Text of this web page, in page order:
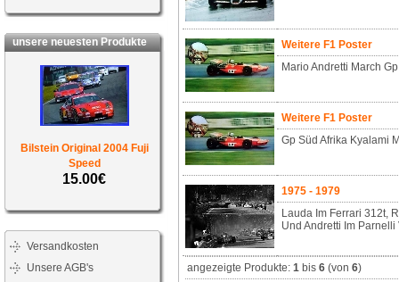
unsere neuesten Produkte
Bilstein Original 2004 Fuji
Speed
15.00€
Versandkosten
Unsere AGB's
Weitere F1 Poster
Mario Andretti March
Weitere F1 Poster
Gp Süd Afrika Kyalami
1975 - 1979
Lauda Im Ferrari 312t,
Und Andretti Im
angezeigte Produkte:1 bis6 (von6)